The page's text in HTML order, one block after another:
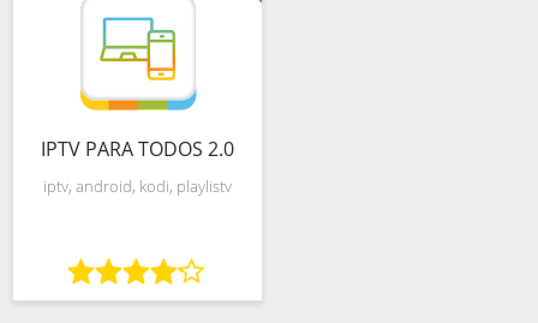
IPTV PARA TODOS 2.0
iptv, android, kodi, playlistv